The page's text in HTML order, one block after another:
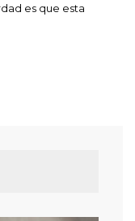
es que esta